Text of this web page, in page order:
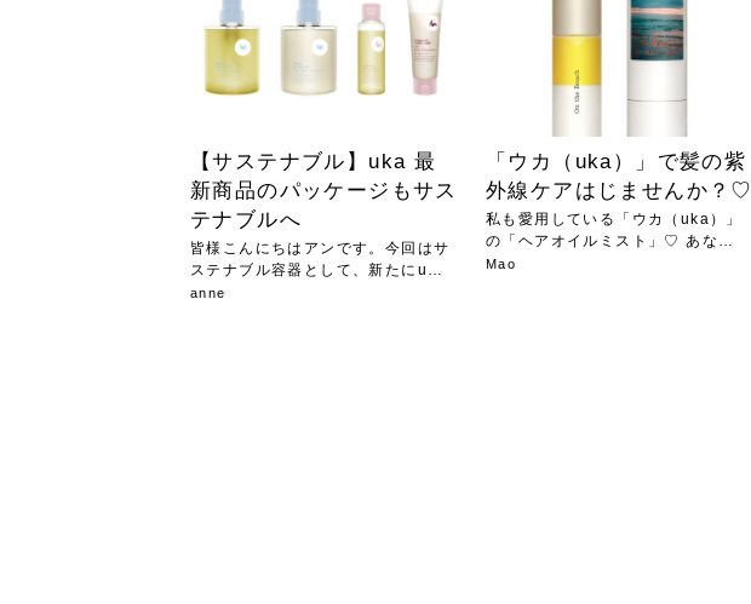
ふと鏡を見て、急に小じわが増えたと
落ち込んでいないでしょうか？じつは
痩身エステと一言で言っても、最新の
機器を使ったものから、昔ながらの手
【サステナブル】uka 最
新商品のパッケージもサス
テナブルへ
皆様こんにちはアンです。今回はサ
ステナブル容器として、新たにuka
か...
anne
「ウカ（uka）」で髪の紫
外線ケアはじませんか？♡
私も愛用している「ウカ（uka）」
の「ヘアオイルミスト」♡ あな
た...
Mao